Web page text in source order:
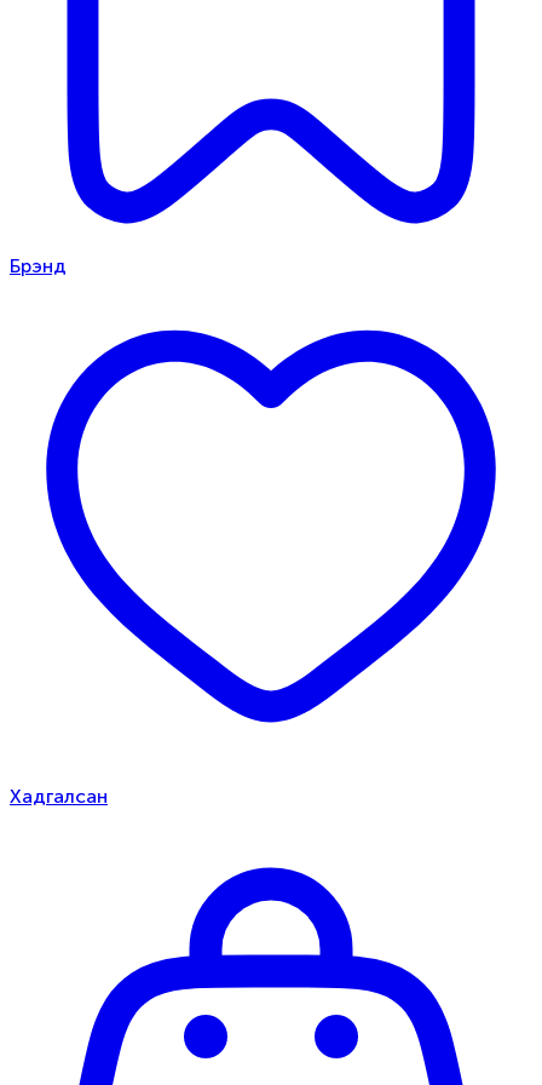
Брэнд
Хадгалсан